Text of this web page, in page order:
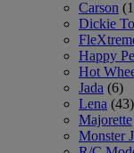
Carson
Dickie
Happy
Hot
Jada (6)
Lena (43)
Majorette
Monster